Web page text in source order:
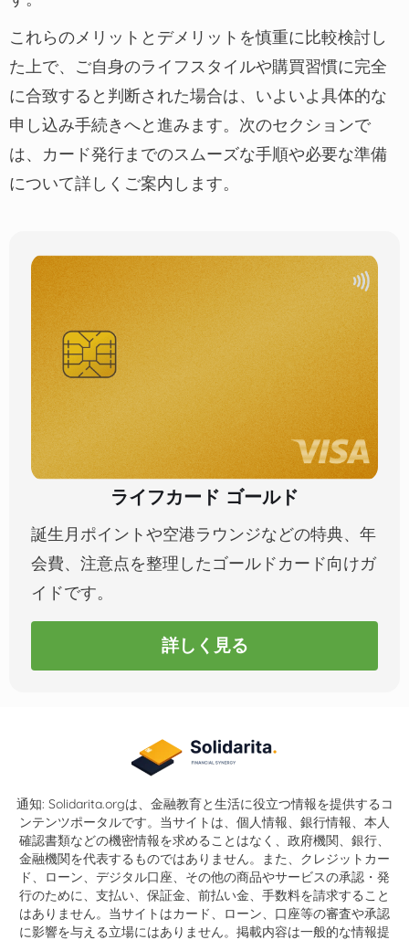
これらのメリットとデメリットを慎重に比較検討し
た上で、ご自身のライフスタイルや購買習慣に完全
に合致すると判断された場合は、いよいよ具体的な
申し込み手続きへと進みます。次のセクションで
は、カード発行までのスムーズな手順や必要な準備
について詳しくご案内します。
ライフカード ゴールド
誕生月ポイントや空港ラウンジなどの特典、年
会費、注意点を整理したゴールドカード向けガ
イドです。
詳しく見る
通知: Solidarita.orgは、金融教育と生活に役立つ情報を提供するコ
ンテンツポータルです。当サイトは、個人情報、銀行情報、本人
確認書類などの機密情報を求めることはなく、政府機関、銀行、
金融機関を代表するものではありません。また、クレジットカー
ド、ローン、デジタル口座、その他の商品やサービスの承認・発
行のために、支払い、保証金、前払い金、手数料を請求すること
はありません。当サイトはカード、ローン、口座等の審査や承認
に影響を与える立場にはありません。掲載内容は一般的な情報提